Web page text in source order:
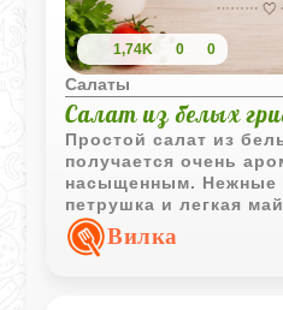
1,74K 0 0
Салаты
Салат из белых
Простой салат из
получается очень
насыщенным. Нежные
петрушка и легкая
делают вкус мягким
одновременно.
Вилка